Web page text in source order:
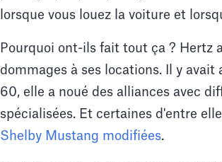
lorsque vous louez la voiture et
Pourquoi ont-ils fait tout ça ? Hertz
dommages à ses locations. Il y
60, elle a noué des alliances avec
spécialisées. Et certaines d'entre
Shelby Mustang modifiées.